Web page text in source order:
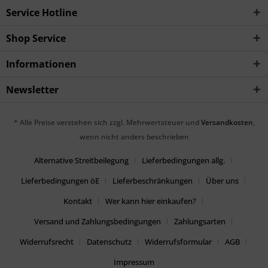
Service Hotline
Shop Service
Informationen
Newsletter
* Alle Preise verstehen sich zzgl. Mehrwertsteuer und Versandkosten,
wenn nicht anders beschrieben
Alternative Streitbeilegung
Lieferbedingungen allg.
Lieferbedingungen öE
Lieferbeschränkungen
Über uns
Kontakt
Wer kann hier einkaufen?
Versand und Zahlungsbedingungen
Zahlungsarten
Widerrufsrecht
Datenschutz Widerrufsformular
AGB
Impressum